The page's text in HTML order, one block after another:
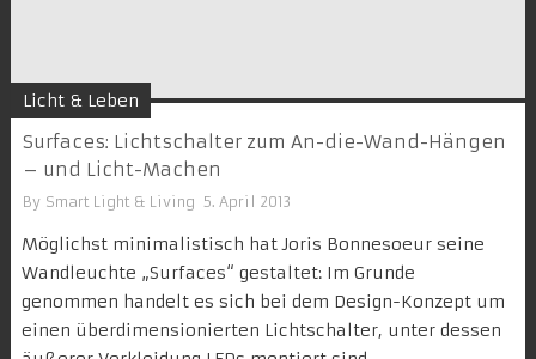
Licht & Leben
Surfaces: Lichtschalter zum An-die-Wand-Hängen
– und Licht-Machen
By Smart Light & Living 5. April 2013
Möglichst minimalistisch hat Joris Bonnesoeur seine
Wandleuchte „Surfaces“ gestaltet: Im Grunde
genommen handelt es sich bei dem Design-Konzept um
einen überdimensionierten Lichtschalter, unter dessen